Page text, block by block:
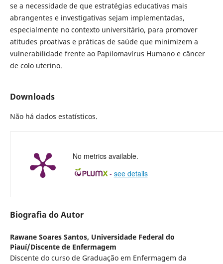
se a necessidade de que estratégias educativas mais
abrangentes e investigativas sejam implementadas,
especialmente no contexto universitário, para promover
atitudes proativas e práticas de saúde que minimizem a
vulnerabilidade frente ao Papilomavírus Humano e câncer
de colo uterino.
Downloads
Não há dados estatísticos.
No metrics available.
- see details
Biografia do Autor
Rawane Soares Santos, Universidade Federal do
Piauí/Discente de Enfermagem
Discente do curso de Graduação em Enfermagem da